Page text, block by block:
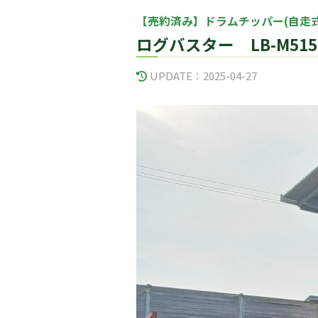
【売約済み】ドラムチッパー(自走
ログバスター LB-
UPDATE： 2025-04-27